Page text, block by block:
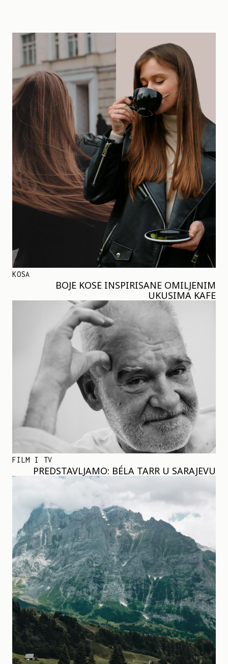
KOSA
BOJE KOSE INSPIRISANE OMILJENIM
UKUSIMA KAFE
FILM I TV
PREDSTAVLJAMO: BÉLA TARR U SARAJEVU